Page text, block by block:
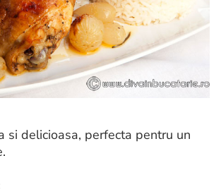
si delicioasa, perfecta pentru un